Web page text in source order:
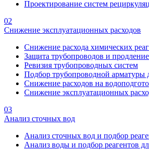
Проектирование систем
02
Снижение эксплуатационных расходов
Снижение расхода химических
Защита трубопроводов и
Ревизия трубопроводных систем
Подбор трубопроводной арматуры
Снижение расходов на
Снижение эксплуатационных
03
Анализ сточных вод
Анализ сточных вод и подбор
Анализ воды и подбор реагентов